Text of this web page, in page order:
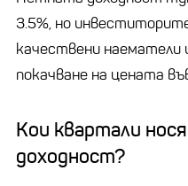
3.5%, но
качествени наематели
покачване на цената
Кои квартали
доходност?